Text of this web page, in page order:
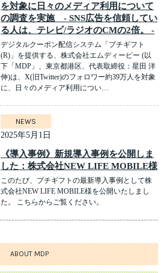
を対象に日々のメディア利用について
の調査を実施 - SNS広告を信頼してい
る人は、テレビ/ラジオのCMの2倍。 -
デジタルクーポン配信システム「プチギフト
(R)」を提供する、株式会社エムディーピー (以
下「MDP」、東京都港区、代表取締役：星田 洋
伸)は、X(旧Twitter)のフォロワー約39万人を対象
に、日々のメディア利用につい…
NEWS
2025年5月1日
《導入事例》新規導入事例を公開しま
した：株式会社NEW LIFE MOBILE様
このたび、プチギフトの最新導入事例として株
式会社NEW LIFE MOBILE様を公開いたしまし
た。 こちらからご覧ください。
ABOUT MDP